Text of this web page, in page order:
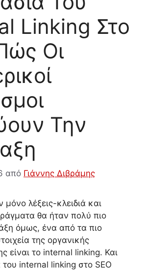
Linking Στο
Οι
Την
από Γιάννης Διβράμης
μόνο λέξεις-κλειδιά και
θα ήταν πολύ πιο
όμως, ένα από τα πιο
της οργανικής
είναι το internal linking. Και
internal linking στο SEO